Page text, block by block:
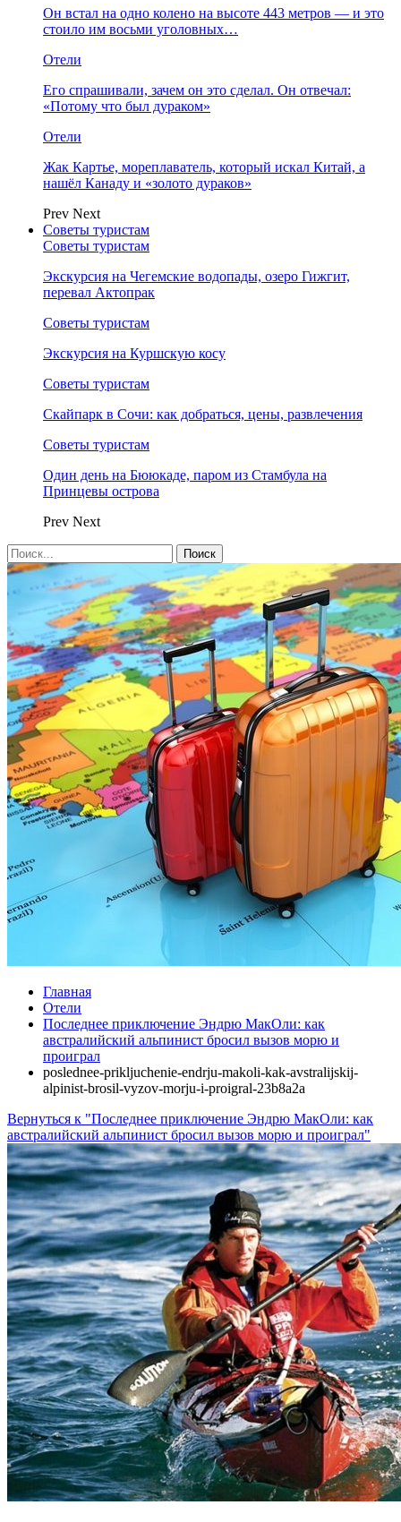
Он встал на одно колено на высоте 443 метров — и это
стоило им восьми уголовных…
Отели
Его спрашивали, зачем он это сделал. Он отвечал:
«Потому что был дураком»
Отели
Жак Картье, мореплаватель, который искал Китай, а
нашёл Канаду и «золото дураков»
Prev Next
Советы туристам
Советы туристам
Экскурсия на Чегемские водопады, озеро Гижгит,
перевал Актопрак
Советы туристам
Экскурсия на Куршскую косу
Советы туристам
Скайпарк в Сочи: как добраться, цены, развлечения
Советы туристам
Один день на Бююкаде, паром из Стамбула на
Принцевы острова
Prev Next
Главная
Отели
Последнее приключение Эндрю МакОли: как
австралийский альпинист бросил вызов морю и
проиграл
poslednee-prikljuchenie-endrju-makoli-kak-avstralijskij-
alpinist-brosil-vyzov-morju-i-proigral-23b8a2a
Вернуться к "Последнее приключение Эндрю МакОли: как
австралийский альпинист бросил вызов морю и проиграл"